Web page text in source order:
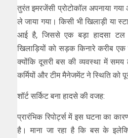
तुरंत इमरजेंसी प्रोटोकॉल अपनाया गया
ले जाया गया। किसी भी खिलाड़ी या
आई है, जिससे एक बड़ा हादसा टल
खिलाड़ियों को सड़क किनारे करीब
क्योंकि दूसरी बस की व्यवस्था में समय
कर्मियों और टीम मैनेजमेंट ने स्थिति को
शॉर्ट सर्किट बना हादसे की वजह:
प्रारंभिक रिपोर्ट्स में इस घटना का
है। माना जा रहा है कि बस के